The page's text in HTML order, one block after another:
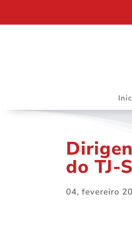
do TJ-
04, fevereiro